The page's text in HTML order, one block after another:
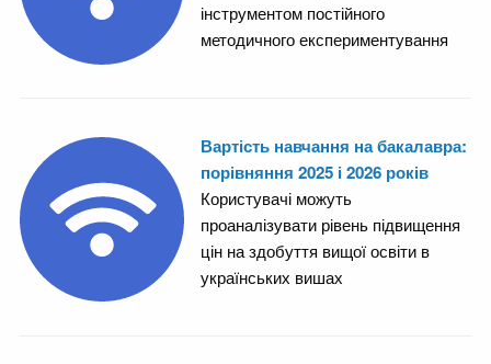
інструментом постійного
методичного експериментування
Вартість навчання на бакалавра:
порівняння 2025 і 2026 років
Користувачі можуть
проаналізувати рівень підвищення
цін на здобуття вищої освіти в
українських вишах